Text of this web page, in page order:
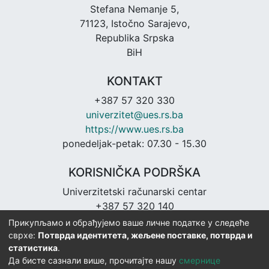
Stefana Nemanje 5,
71123, Istočno Sarajevo,
Republika Srpska
BiH
KONTAKT
+387 57 320 330
univerzitet@ues.rs.ba
https://www.ues.rs.ba
ponedeljak-petak: 07.30 - 15.30
KORISNIČKA PODRŠKA
Univerzitetski računarski centar
+387 57 320 140
urc@ues.rs.ba
https://urc.ues.rs.ba
Прикупљамо и обрађујемо ваше личне податке у следеће
сврхе: Потврда идентитета, жељене поставке, потврда и
статистика.
Да бисте сазнали више, прочитајте нашу смернице